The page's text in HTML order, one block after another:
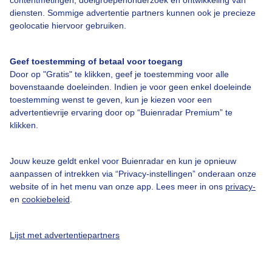
diensten. Sommige advertentie partners kunnen ook je precieze
geolocatie hiervoor gebruiken.
Geef toestemming of betaal voor toegang
Door op "Gratis" te klikken, geef je toestemming voor alle
bovenstaande doeleinden. Indien je voor geen enkel doeleinde
toestemming wenst te geven, kun je kiezen voor een
advertentievrije ervaring door op “Buienradar Premium” te
klikken.
Jouw keuze geldt enkel voor Buienradar en kun je opnieuw
aanpassen of intrekken via “Privacy-instellingen” onderaan onze
website of in het menu van onze app. Lees meer in ons privacy-
en cookiebeleid
Lijst met advertentiepartners
Contact
Toegankelijkheid
Gebruikersvoorwaarden
Buienradar Team
Privacy beleid
Cookie beleid
Gratis weerdata